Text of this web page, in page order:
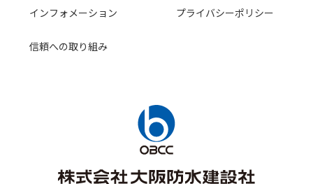
インフォメーション
信頼への取り組み
プライバシーポリシー